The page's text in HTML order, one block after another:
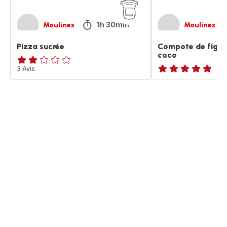
Moulinex 1h 30min
Pizza sucrée
Avis
2
3 Avis
Moulinex
Compote de
coco
ratings.NaN